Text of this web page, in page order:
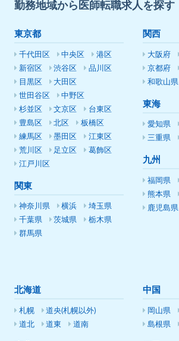
勤務地域から医師転職求人を探す
東京都
千代田区 中央区
港区
新宿区
渋谷区
品川区
目黒区
大田区
世田谷区
中野区
杉並区
文京区
台東区
豊島区
北区
板橋区
練馬区
墨田区
江東区
荒川区
足立区
葛飾区
江戸川区
関東
神奈川県 横浜
埼玉県
千葉県
茨城県
栃木県
群馬県
関西
大阪府
京都府
和歌山県
東海
愛知県
三重県
九州
福岡県
熊本県
鹿児島県
北海道
札幌
道央(札幌以外)
道北
道東 道南
中国
岡山県
島根県